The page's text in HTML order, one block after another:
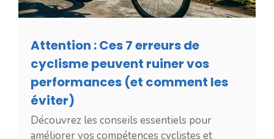
Attention : Ces 7 erreurs de
cyclisme peuvent ruiner vos
performances (et comment les
éviter)
Découvrez les conseils essentiels pour
améliorer vos compétences cyclistes et